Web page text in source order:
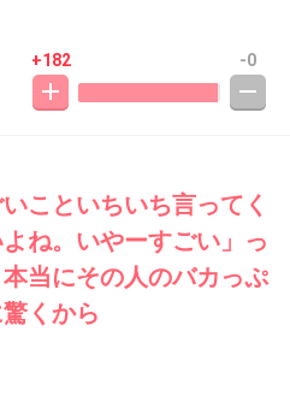
+182 -0
こといちいち言ってく
ね。いやーすごい」っ
当にその人のバカっぷ
くから